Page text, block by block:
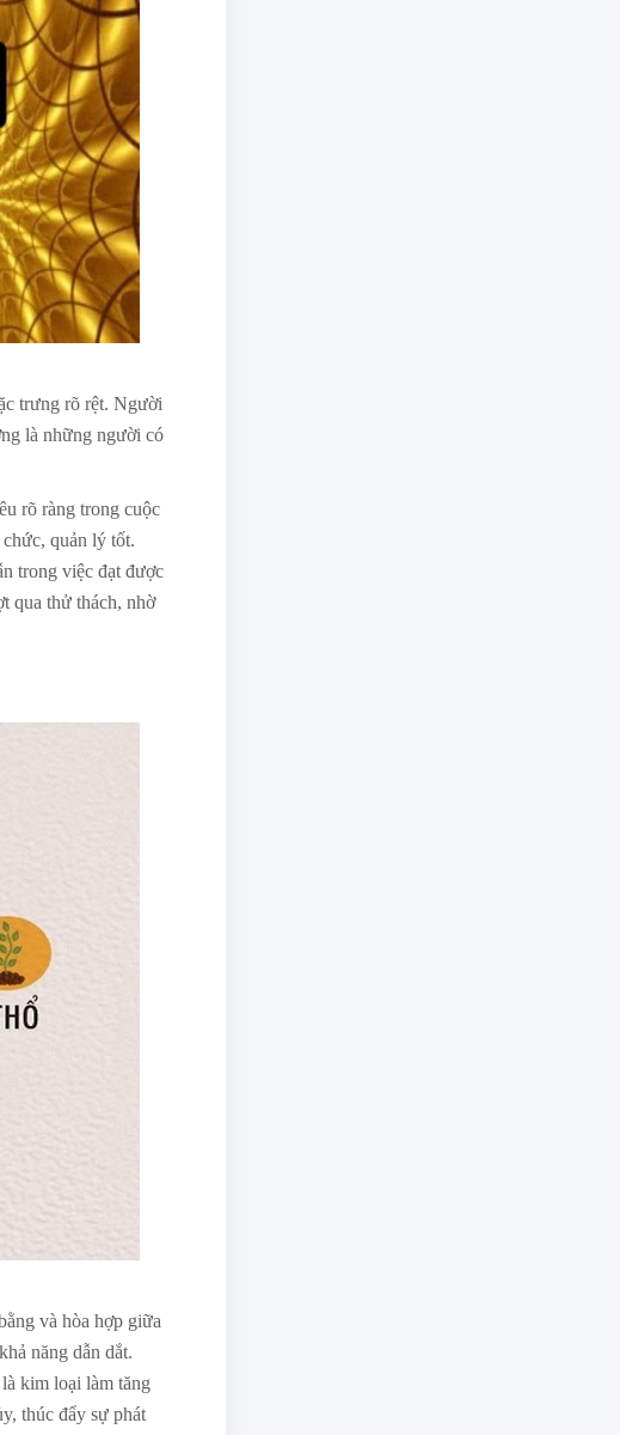
trưng rõ rệt. Người
là những người có
rõ ràng trong cuộc
quản lý tốt.
trong việc đạt được
qua thử thách, nhờ
và hòa hợp giữa
năng dẫn dắt.
kim loại làm tăng
thúc đẩy sự phát